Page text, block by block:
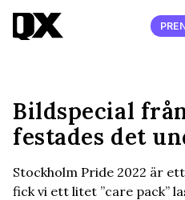
Bildspecial
festades det
Stockholm Pride 2022 är
fick vi ett litet ”care pack”